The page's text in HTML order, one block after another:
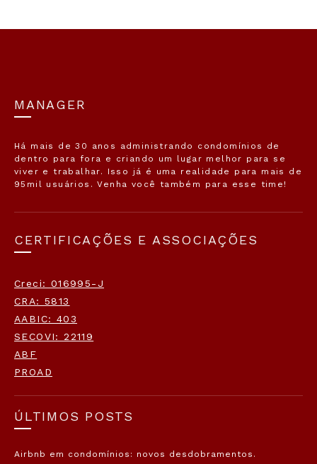
MANAGER
Há mais de 30 anos administrando condomínios de
dentro para fora e criando um lugar melhor para se
viver e trabalhar. Isso já é uma realidade para mais de
95mil usuários. Venha você também para esse time!
CERTIFICAÇÕES E ASSOCIAÇÕES
Creci: 016995-J
CRA: 5813
AABIC: 403
SECOVI: 22119
ABF
PROAD
ÚLTIMOS POSTS
Airbnb em condomínios: novos desdobramentos.